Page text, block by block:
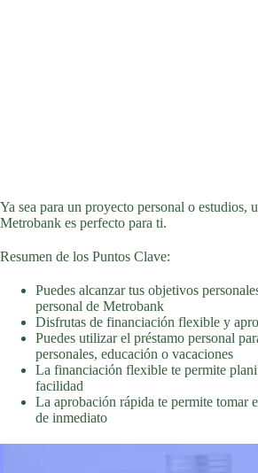
Ya sea para un proyecto personal o estudios,
Metrobank es perfecto para ti.
Resumen de los Puntos Clave:
Puedes alcanzar tus objetivos
personal de Metrobank
Disfrutas de financiación flexible y
Puedes utilizar el préstamo personal
personales, educación o vacaciones
La financiación flexible te permite
facilidad
La aprobación rápida te permite tomar
de inmediato